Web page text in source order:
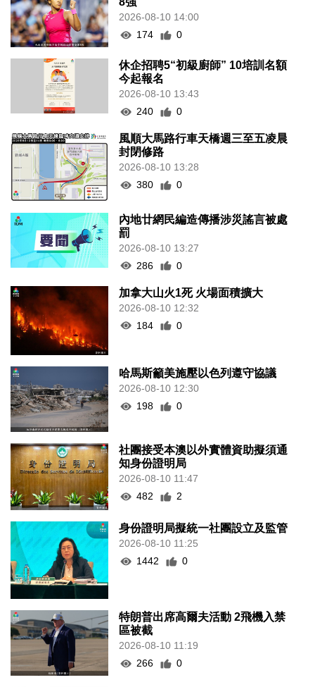
2026-08-10 14:00
174
0
休企招聘5“初級廚師” 10培訓名額
今起報名
2026-08-10 13:43
240
0
風順大馬路行車天橋週三至五凌晨
封閉修路
2026-08-10 13:28
380
0
內地廿網民編造傳播涉災謠言被處
罰
2026-08-10 13:27
286
0
加拿大山火1死 火場面積擴大
2026-08-10 12:32
184
0
哈馬斯籲美施壓以色列遵守協議
2026-08-10 12:30
198
0
社團接受本澳以外實體資助擬須通
知身份證明局
2026-08-10 11:47
482
2
身份證明局擬統一社團設立及監管
2026-08-10 11:25
1442
0
特朗普出席高爾夫活動 2飛機入禁
區被截
2026-08-10 11:19
266
0